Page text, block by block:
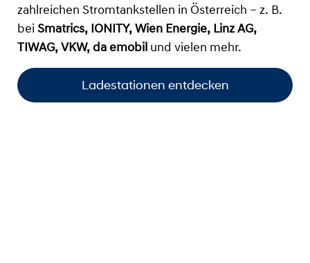
zahlreichen Stromtankstellen in Österreich – z. B.
bei Smatrics, IONITY, Wien Energie, Linz AG,
TIWAG, VKW, da emobil und vielen mehr.
Ladestationen entdecken